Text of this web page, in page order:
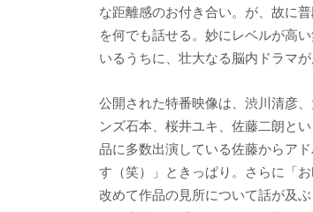
な距離感のお付き合い。が、故に
を何でも話せる。妙にレベルが高
いるうちに、壮大なる脳内ドラマが
公開された特番映像は、渋川清彦
ンズ石本、桜井ユキ、佐藤二朗と
品に多数出演している佐藤からア
す（笑）」ときっぱり。さらに「
改めて作品の見所について話が及